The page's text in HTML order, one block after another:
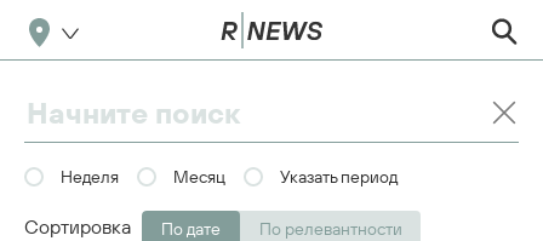
Неделя Месяц Указать период
Сортировка По дате По релевантности